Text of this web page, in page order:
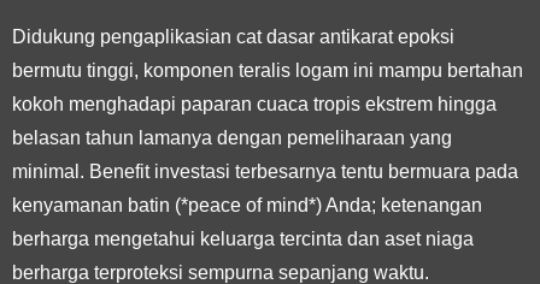
Didukung pengaplikasian cat dasar antikarat epoksi
bermutu tinggi, komponen teralis logam ini mampu bertahan
kokoh menghadapi paparan cuaca tropis ekstrem hingga
belasan tahun lamanya dengan pemeliharaan yang
minimal. Benefit investasi terbesarnya tentu bermuara pada
kenyamanan batin (*peace of mind*) Anda; ketenangan
berharga mengetahui keluarga tercinta dan aset niaga
berharga terproteksi sempurna sepanjang waktu.